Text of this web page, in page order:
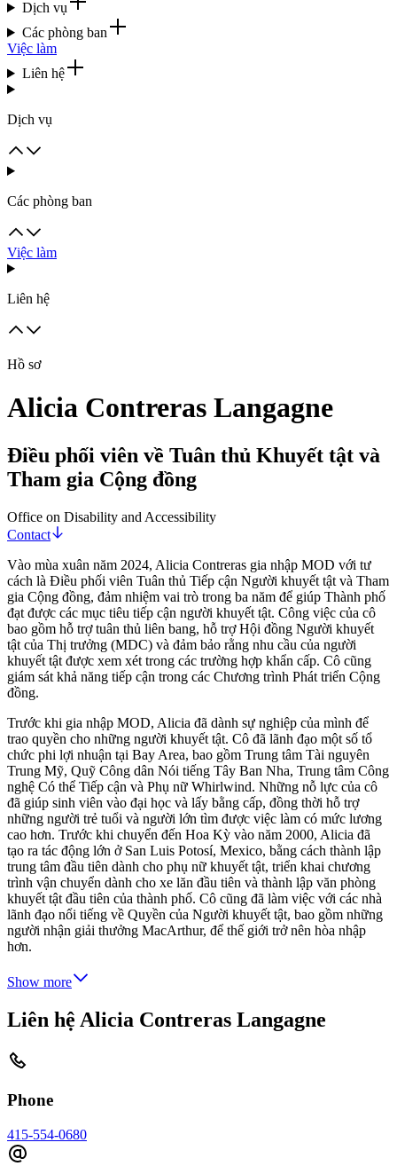
Dịch vụ
Các phòng ban
Việc làm
Liên hệ
Dịch vụ
Các phòng ban
Việc làm
Liên hệ
Hồ sơ
Alicia Contreras Langagne
Điều phối viên về Tuân thủ Khuyết tật và
Tham gia Cộng đồng
Office on Disability and Accessibility
Contact
Vào mùa xuân năm 2024, Alicia Contreras gia nhập MOD với tư
cách là Điều phối viên Tuân thủ Tiếp cận Người khuyết tật và Tham
gia Cộng đồng, đảm nhiệm vai trò trong ba năm để giúp Thành phố
đạt được các mục tiêu tiếp cận người khuyết tật. Công việc của cô
bao gồm hỗ trợ tuân thủ liên bang, hỗ trợ Hội đồng Người khuyết
tật của Thị trưởng (MDC) và đảm bảo rằng nhu cầu của người
khuyết tật được xem xét trong các trường hợp khẩn cấp. Cô cũng
giám sát khả năng tiếp cận trong các Chương trình Phát triển Cộng
đồng.
Trước khi gia nhập MOD, Alicia đã dành sự nghiệp của mình để
trao quyền cho những người khuyết tật. Cô đã lãnh đạo một số tổ
chức phi lợi nhuận tại Bay Area, bao gồm Trung tâm Tài nguyên
Trung Mỹ, Quỹ Công dân Nói tiếng Tây Ban Nha, Trung tâm Công
nghệ Có thể Tiếp cận và Phụ nữ Whirlwind. Những nỗ lực của cô
đã giúp sinh viên vào đại học và lấy bằng cấp, đồng thời hỗ trợ
những người trẻ tuổi và người lớn tìm được việc làm có mức lương
cao hơn. Trước khi chuyển đến Hoa Kỳ vào năm 2000, Alicia đã
tạo ra tác động lớn ở San Luis Potosí, Mexico, bằng cách thành lập
trung tâm đầu tiên dành cho phụ nữ khuyết tật, triển khai chương
trình vận chuyển dành cho xe lăn đầu tiên và thành lập văn phòng
khuyết tật đầu tiên của thành phố. Cô cũng đã làm việc với các nhà
lãnh đạo nổi tiếng về Quyền của Người khuyết tật, bao gồm những
người nhận giải thưởng MacArthur, để thế giới trở nên hòa nhập
hơn.
Show more
Liên hệ Alicia Contreras Langagne
Phone
415-554-0680